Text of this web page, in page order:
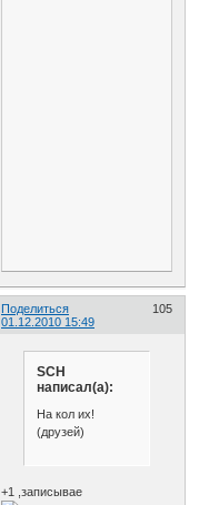
Поделиться
105
01.12.2010 15:49
SCH
написал(а):
На кол их!
(друзей)
+1 ,записывае